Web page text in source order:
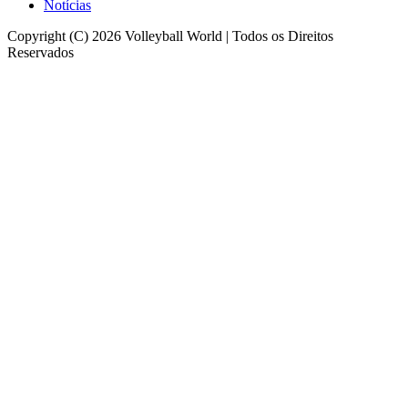
Notícias
Copyright (C) 2026 Volleyball World | Todos os Direitos
Reservados